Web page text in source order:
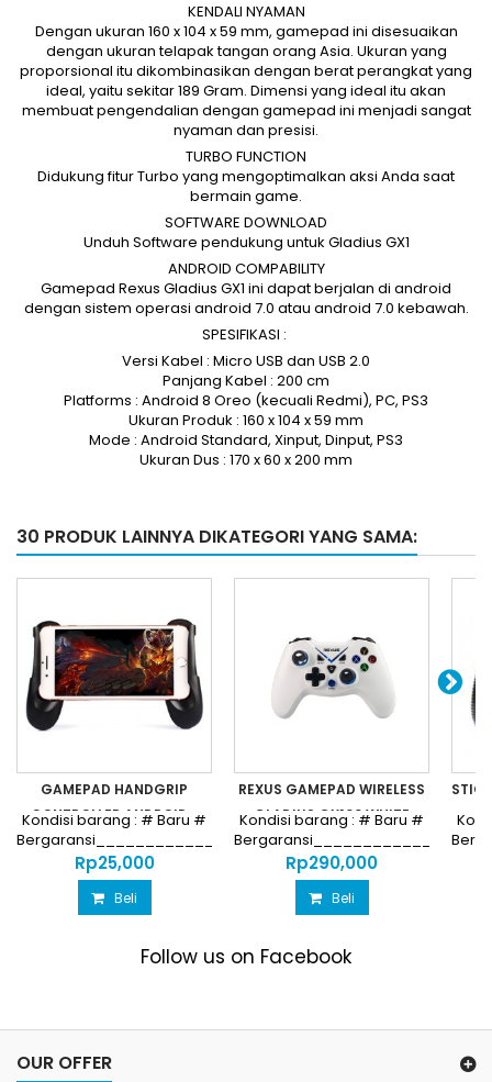
KENDALI NYAMAN
Dengan ukuran 160 x 104 x 59 mm, gamepad ini disesuaikan
dengan ukuran telapak tangan orang Asia. Ukuran yang
proporsional itu dikombinasikan dengan berat perangkat yang
ideal, yaitu sekitar 189 Gram. Dimensi yang ideal itu akan
membuat pengendalian dengan gamepad ini menjadi sangat
nyaman dan presisi.
TURBO FUNCTION
Didukung fitur Turbo yang mengoptimalkan aksi Anda saat
bermain game.
SOFTWARE DOWNLOAD
Unduh Software pendukung untuk Gladius GX1
ANDROID COMPABILITY
Gamepad Rexus Gladius GX1 ini dapat berjalan di android
dengan sistem operasi android 7.0 atau android 7.0 kebawah.
SPESIFIKASI :
Versi Kabel : Micro USB dan USB 2.0
Panjang Kabel : 200 cm
Platforms : Android 8 Oreo (kecuali Redmi), PC, PS3
Ukuran Produk : 160 x 104 x 59 mm
Mode : Android Standard, Xinput, Dinput, PS3
Ukuran Dus : 170 x 60 x 200 mm
30 PRODUK LAINNYA DIKATEGORI YANG SAMA:
GAMEPAD HANDGRIP
CONTROLLER ANDROID...
Kondisi barang : # Baru #
Bergaransi________________________________
Harga...
Rp‎25,000
Beli
REXUS GAMEPAD WIRELESS
GLADIUS GX100 WHITE
Kondisi barang : # Baru #
Harga...
Rp‎290,000
Beli
Follow us on Facebook
OUR OFFER